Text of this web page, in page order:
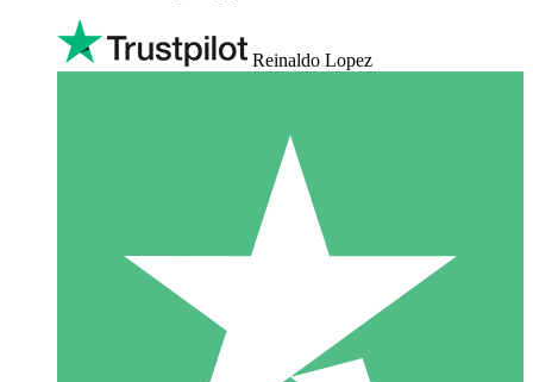
Reinaldo Lopez